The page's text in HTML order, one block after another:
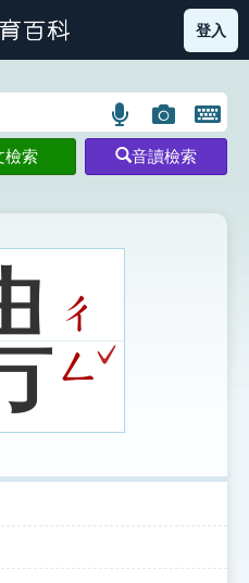
示 部首索引表圖示
登入
語
言
搜
示
圖
片
搜
開
鍵
圖
檢索 音讀檢索
ㄔ
ㄥ ˇ